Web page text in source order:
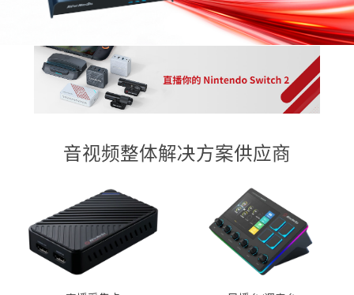
音视频整体解决方案供应商